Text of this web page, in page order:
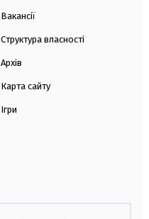
Вакансії
Структура власності
Архів
Карта сайту
Ігри